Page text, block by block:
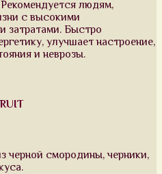
людям,
с высокими
затратами. Быстро
улучшает настроение,
и неврозы.
черной смородины, черники,